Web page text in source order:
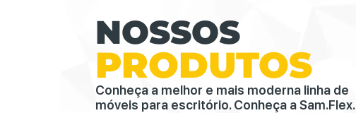
NOSSOS
PRODUTOS
Conheça a melhor e mais moderna linha de
móveis para escritório. Conheça a Sam.Flex.